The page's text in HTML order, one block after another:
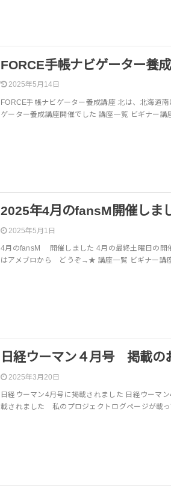
FORCE手帳ナビゲーター養
2025年5月14日
FORCE手帳ナビゲーター養成講座 北は、北海道
ゲーター養成講座開催でした 講座一覧 ビギナー
2025年4月のfansM開催しま
2025年5月1日
4月のfansM 開催しました 4月の最終土曜日の開
はアメブロから どうぞ→★ 講座一覧 ビギナー講
日経ウーマン４月号 掲載の
2025年3月20日
日経ウーマン4月号に掲載されました 日経ウーマ
載されました 私のプロジェクトログページが載